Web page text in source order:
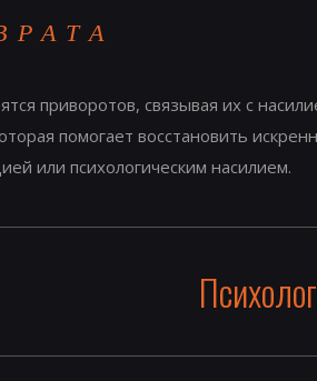
приворотов, связывая их с
помогает восстановить
или психологическим насилием.